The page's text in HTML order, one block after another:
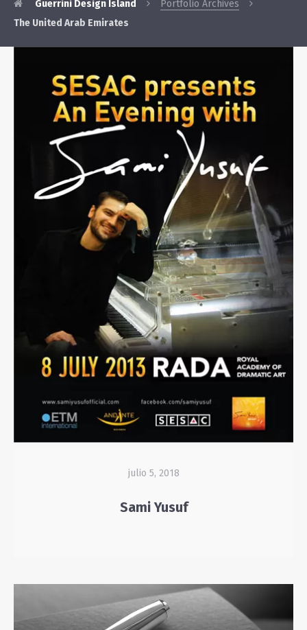
Guerrini Design Island
Portfolio Archives
The United Arab Emirates
julio 5, 2018
Sami Yusuf